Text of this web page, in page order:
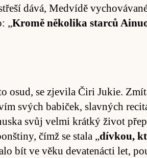
dává, Med­vídě
„Kromě něko­lika starců
osud, se zjevila Čiri Jukie.
svých ba­bi­ček, slavných
svůj velmi krátký život
čímž se stala „dívkou,
bít ve věku deva­tenácti let,